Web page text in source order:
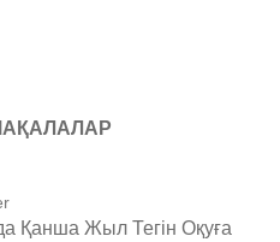
Қанша Жыл Тегін Оқуға